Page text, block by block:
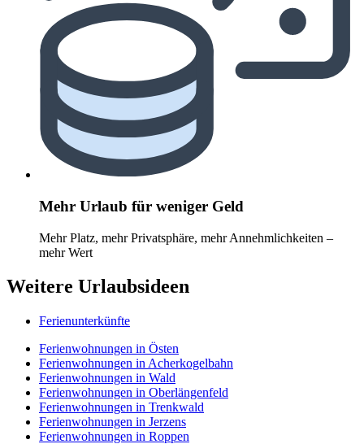
Mehr Urlaub für weniger Geld
Mehr Platz, mehr Privatsphäre, mehr Annehmlichkeiten –
mehr Wert
Weitere Urlaubsideen
Ferienunterkünfte
Ferienwohnungen in Östen
Ferienwohnungen in Acherkogelbahn
Ferienwohnungen in Wald
Ferienwohnungen in Oberlängenfeld
Ferienwohnungen in Trenkwald
Ferienwohnungen in Jerzens
Ferienwohnungen in Roppen